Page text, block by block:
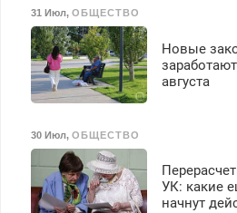
31 Июл, ОБЩЕСТВО
Новые
августа
30 Июл, ОБЩЕСТВО
УК: какие
начнут